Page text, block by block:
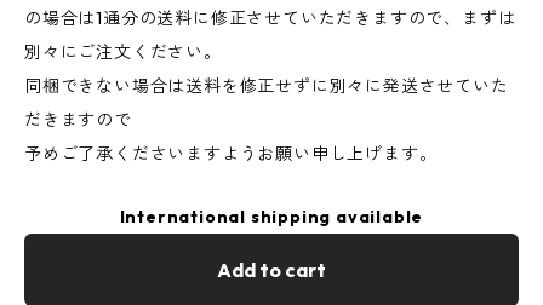
の場合は1通分の送料に修正させていただきますので、まずは
別々にご注文ください。
同梱できない場合は送料を修正せずに別々に発送させていた
だきますので
予めご了承くださいますようお願い申し上げます。
International shipping available
Add to cart